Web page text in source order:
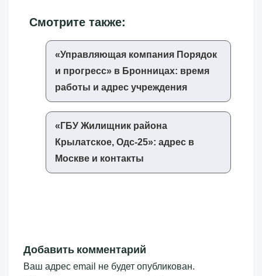
Смотрите также:
«‎Управляющая компания Порядок
и прогресс»‎ в Бронницах: время
работы и адрес учреждения
«‎ГБУ Жилищник района
Крылатское, Одс-25»‎: адрес в
Москве и контакты
Добавить комментарий
Ваш адрес email не будет опубликован.